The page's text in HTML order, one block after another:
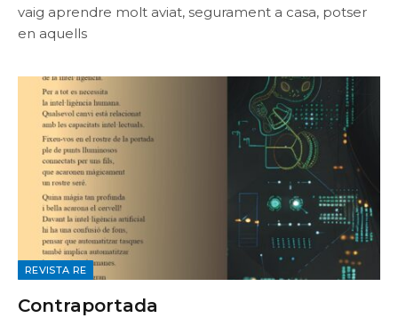
vaig aprendre molt aviat, segurament a casa, potser
en aquells
REVISTA RE
Contraportada